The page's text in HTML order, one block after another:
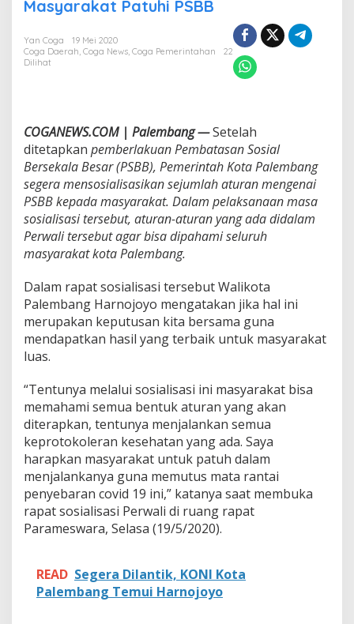
k
a
m
b
a
n
g
M
i
n
t
a
a
s
a
r
a
P
a
t
u
h
P
S
B
Masyarakat Patuhi PSBB
Yan Coga
19 Mei 2020
Coga Daerah Coga News Coga Pemerintahan
22
Dilihat
COGANEWS.COM | Palembang —Setelah
ditetapkan pemberlakuan Pembatasan Sosial
Bersekala Besar (PSBB), Pemerintah Kota Palembang
segera mensosialisasikan sejumlah aturan mengenai
PSBB kepada masyarakat. Dalam pelaksanaan masa
sosialisasi tersebut, aturan-aturan yang ada didalam
Perwali tersebut agar bisa dipahami seluruh
masyarakat kota Palembang.
Dalam rapat sosialisasi tersebut Walikota
Palembang Harnojoyo mengatakan jika hal ini
merupakan keputusan kita bersama guna
mendapatkan hasil yang terbaik untuk masyarakat
luas.
“Tentunya melalui sosialisasi ini masyarakat bisa
memahami semua bentuk aturan yang akan
diterapkan, tentunya menjalankan semua
keprotokoleran kesehatan yang ada. Saya
harapkan masyarakat untuk patuh dalam
menjalankanya guna memutus mata rantai
penyebaran covid 19 ini,” katanya saat membuka
rapat sosialisasi Perwali di ruang rapat
Parameswara, Selasa (19/5/2020).
READ Segera Dilantik, KONI Kota
Palembang Temui Harnojoyo